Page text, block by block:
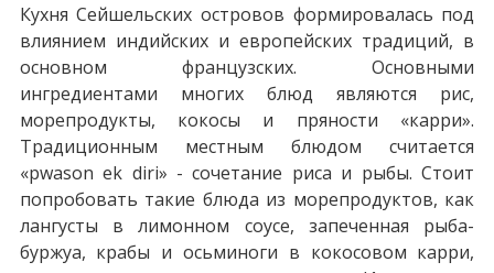
Кухня Сейшельских островов формировалась под
влиянием индийских и европейских традиций, в
основном французских. Основными
ингредиентами многих блюд являются рис,
морепродукты, кокосы и пряности «карри».
Традиционным местным блюдом считается
«pwason ek diri» - сочетание риса и рыбы. Стоит
попробовать такие блюда из морепродуктов, как
лангусты в лимонном соусе, запеченная рыба-
буржуа, крабы и осьминоги в кокосовом карри,